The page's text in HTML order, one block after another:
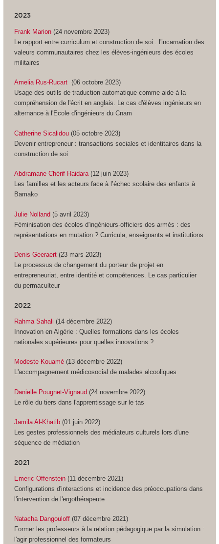
2023
Frank Marion(24 novembre 2023)
Le rapport entre curriculum et construction de soi : l'incarnation des
valeurs communautaires chez les élèves-ingénieurs des écoles
militaires
Amelia Rus-Rucart(06 octobre 2023)
Usage des outils de traduction automatique comme aide à la
compréhension de l'écrit en anglais. Le cas d'élèves ingénieurs en
alternance à l'Ecole d'ingénieurs du Cnam
Catherine Sicalidou(05 octobre 2023)
Devenir entrepreneur : transactions sociales et identitaires dans la
construction de soi
Abdramane Chérif Haidara(12 juin 2023)
Les familles et les acteurs face à l’échec scolaire des enfants à
Bamako
Julie Nolland(5 avril 2023)
Féminisation des écoles d'ingénieurs-officiers des armés : des
représentations en mutation ? Curricula, enseignants et institutions
Denis Geeraert(23 mars 2023)
Le processus de changement du porteur de projet en
entrepreneuriat, entre identité et compétences. Le cas particulier
du permaculteur
2022
Rahma Sahali (14 décembre 2022)
Innovation en Algérie : Quelles formations dans les écoles
nationales supérieures pour quelles innovations ?
Modeste Kouamé(13 décembre 2022)
L'accompagnement médicosocial de malades alcooliques
Danielle Pougnet-Vignaud (24 novembre 2022)
Le rôle du tiers dans l'apprentissage sur le tas
Jamila Al-Khatib(01 juin 2022)
Les gestes professionnels des médiateurs culturels lors d'une
séquence de médiation
2021
Emeric Offenstein(11 décembre 2021)
Configurations d'interactions et incidence des préoccupations dans
l'intervention de l'ergothérapeute
Natacha Dangouloff(07 décembre 2021)
Former les professeurs à la relation pédagogique par la simulation :
l'agir professionnel des formateurs